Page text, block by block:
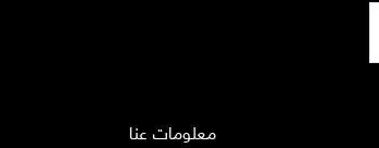
معلومات عنا